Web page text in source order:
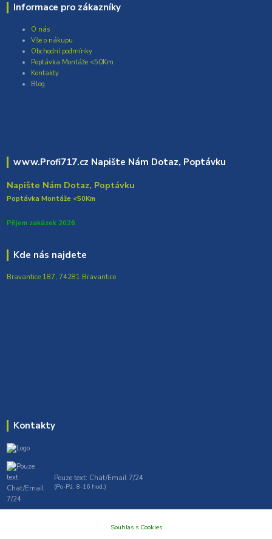
Informace pro zákazníky
O nás
Vše o nákupu
Obchodní podmínky
Poptávka Montáže <50Km
Kontakty
Blog
www.Profi717.cz Napište Nám Dotaz, Poptávku
Napište Nám Dotaz, Poptávku
Poptávka Montáže <50Km
Přijem zakázek 2026
Kde nás najdete
Bravantice 187, 74281 Bravantice
Kontakty
Pouze text: Chat/Email 7/24
(Po-Pá, 8-16 hod.)
Souhlas s Cookies